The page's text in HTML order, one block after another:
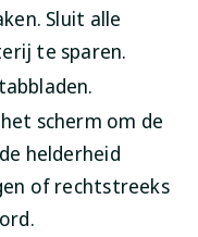
Sluit alle
te sparen.
scherm om de
helderheid
of rechtstreeks